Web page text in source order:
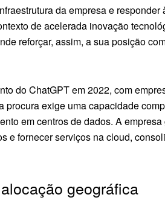
da empresa e responder
de acelerada inovação
reforçar, assim, a sua posição
do ChatGPT em 2022, com
procura exige uma capacidade
em centros de dados. A
e fornecer serviços na cloud,
geográfica